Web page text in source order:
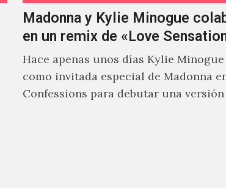
Madonna y Kylie Minogue
en un remix de «Love
Hace apenas unos días Kylie
como invitada especial de Madonna
Confessions para debutar una